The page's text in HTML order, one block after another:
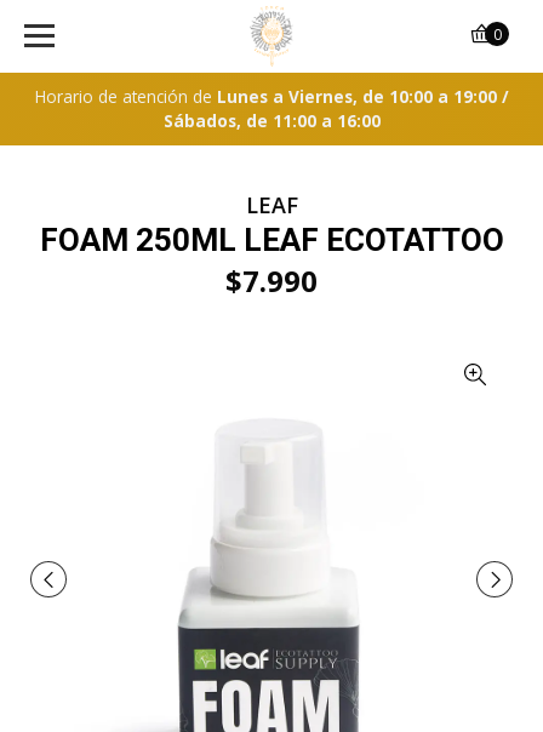
Horario de atención de Lunes a Viernes, de 10:00 a 19:00 /
Sábados, de 11:00 a 16:00
0
LEAF
FOAM 250ML LEAF ECOTATTOO
$7.990